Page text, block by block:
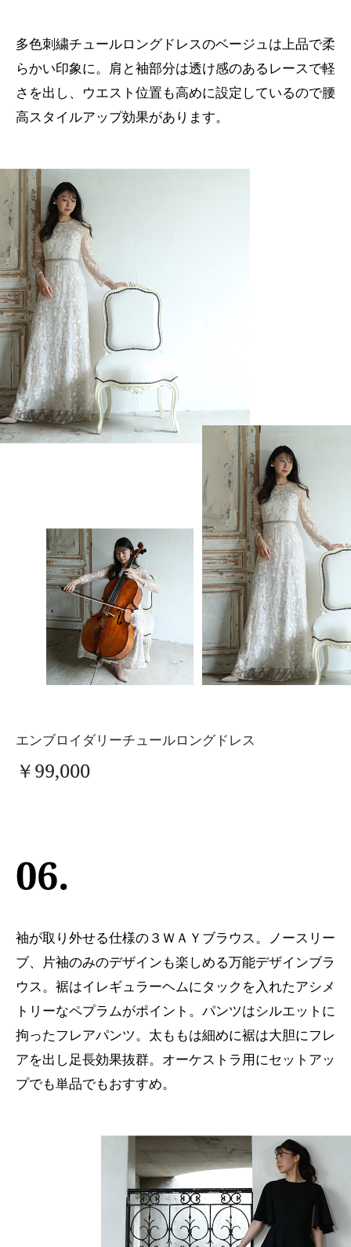
多色刺繍チュールロングドレスのベージュは上品で柔
らかい印象に。肩と袖部分は透け感のあるレースで軽
さを出し、ウエスト位置も高めに設定しているので腰
高スタイルアップ効果があります。
エンブロイダリーチュールロングドレス
￥99,000
06.
袖が取り外せる仕様の３ＷＡＹブラウス。ノースリー
ブ、片袖のみのデザインも楽しめる万能デザインブラ
ウス。裾はイレギュラーヘムにタックを入れたアシメ
トリーなペプラムがポイント。パンツはシルエットに
拘ったフレアパンツ。太ももは細めに裾は大胆にフレ
アを出し足長効果抜群。オーケストラ用にセットアッ
プでも単品でもおすすめ。